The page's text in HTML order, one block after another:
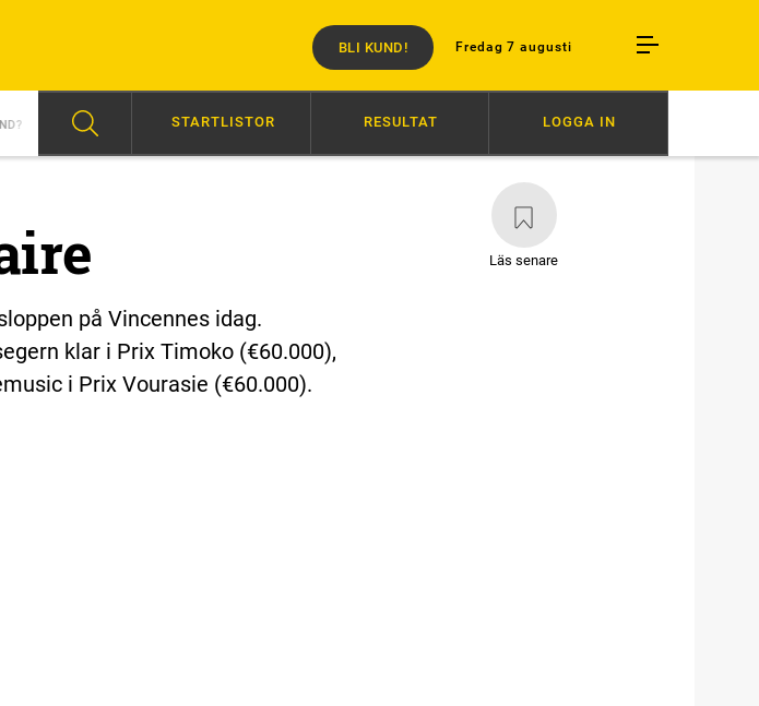
Fredag 7 augusti
BLI KUND!
ÖVERLÄGSEN I REDÉN-DEBUT 06:44 BANREKORD AV MELANDER-STO 6/8 SVENSK SUCCÉ I PARIS
STARTLISTOR RESULTAT LOGGA IN
Läs senare
på Vincennes idag.
klar i Prix Timoko (€60.000),
i Prix Vourasie (€60.000).